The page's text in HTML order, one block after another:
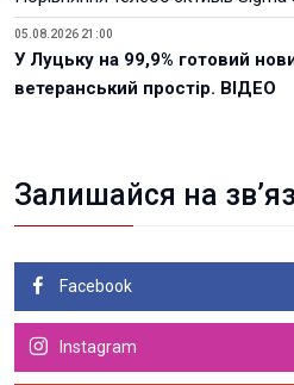
05.08.2026 21:00
У Луцьку на 99,9% готовий
ветеранський простір. ВІДЕО
Залишайся на
Facebook
Instagram